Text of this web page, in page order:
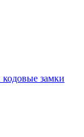
замки